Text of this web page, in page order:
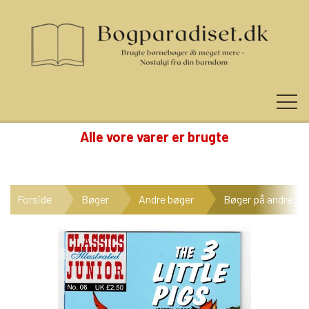
NYHEDER
KATEGORIER
Alle vore varer er brugte
Forside Bøger Andre bøger Bøger på andre